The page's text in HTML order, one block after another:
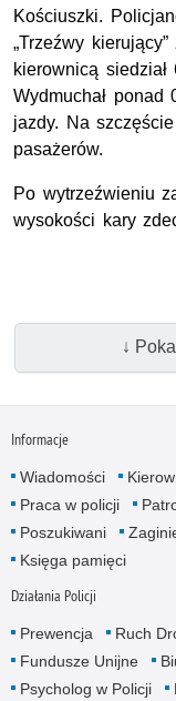
Kościuszki.
„Trzeźwy
kierownicą
Wydmuchał ponad
jazdy. Na
pasażerów.
Po wytrzeźwieniu
wysokości kary
↓
Informacje
Wiadomości
Praca w policji
Poszukiwani
Księga pamięci
Działania Policji
Prewencja Ruch
Fundusze Unijne
Psycholog w Policji